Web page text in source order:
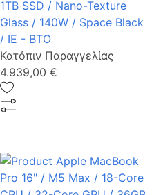
1TB SSD / Nano-Texture
Glass / 140W / Space Black
/ IE - BTO
Κατόπιν Παραγγελίας
4.939,00 €